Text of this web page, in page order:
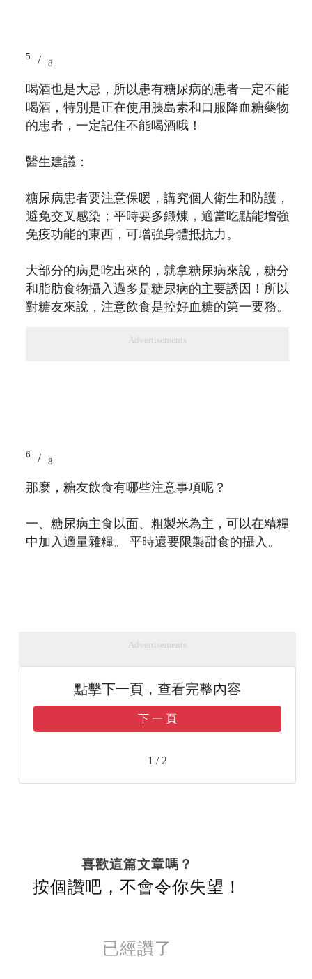
5 / 8
喝酒也是大忌，所以患有糖尿病的患者一定不能
喝酒，特別是正在使用胰島素和口服降血糖藥物
的患者，一定記住不能喝酒哦！
醫生建議：
糖尿病患者要注意保暖，講究個人衛生和防護，
避免交叉感染；平時要多鍛煉，適當吃點能增強
免疫功能的東西，可增強身體抵抗力。
大部分的病是吃出來的，就拿糖尿病來說，糖分
和脂肪食物攝入過多是糖尿病的主要誘因！所以
對糖友來說，注意飲食是控好血糖的第一要務。
Advertisements
6 / 8
那麼，糖友飲食有哪些注意事項呢？
一、糖尿病主食以面、粗製米為主，可以在精糧
中加入適量雜糧。 平時還要限製甜食的攝入。
Advertisements
點擊下一頁，查看完整內容
下 一 頁
1 / 2
喜歡這篇文章嗎？
按個讚吧，不會令你失望！
已經讚了